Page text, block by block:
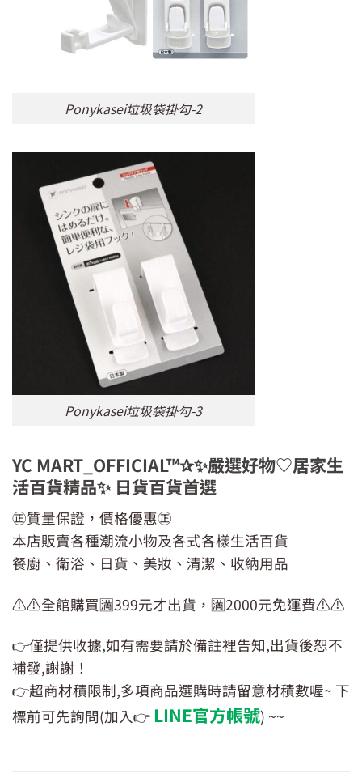
Ponykasei垃圾袋掛勾-2
Ponykasei垃圾袋掛勾-3
YC MART_OFFICIAL™✰✨嚴選好物♡居家生
活百貨精品✨ 日貨百貨首選
㊣質量保證，價格優惠㊣
本店販賣各種潮流小物及各式各樣生活百貨
餐廚、衛浴、日貨、美妝、清潔、收納用品
⚠️⚠️全館購買🈵399元才出貨，🈵2000元免運費⚠️⚠️
👉僅提供收據,如有需要請於備註裡告知,出貨後恕不
補發,謝謝！
👉超商材積限制,多項商品選購時請留意材積數喔~ 下
標前可先詢問(加入👉 LINE官方帳號) ~~